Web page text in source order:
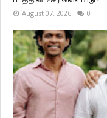
August 07, 2026 0